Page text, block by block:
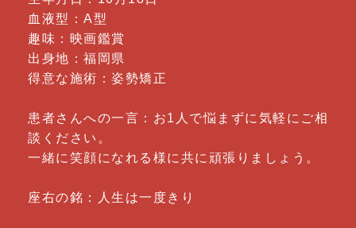
血液型：A型
趣味：映画鑑賞
出身地：福岡県
得意な施術：姿勢矯正
患者さんへの一言：お1人で悩まずに気軽にご相
談ください。
一緒に笑顔になれる様に共に頑張りましょう。
座右の銘：人生は一度きり